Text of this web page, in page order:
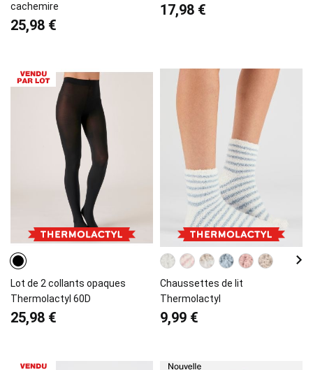
cachemire
25,98 €
17,98 €
Lot de 2 collants opaques
Thermolactyl 60D
25,98 €
Chaussettes de lit
Thermolactyl
9,99 €